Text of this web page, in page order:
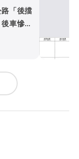
「後擋
車慘遭